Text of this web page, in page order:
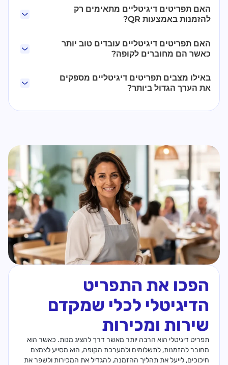
האם תפריטים דיגיטליים מתאימים רק
להזמנות באמצעות QR?
האם תפריטים דיגיטליים עובדים טוב יותר
כאשר הם מחוברים לקופה?
באילו מצבים תפריטים דיגיטליים מספקים
את הערך הגדול ביותר?
הפכו את התפריט
הדיגיטלי לכלי שמקדם
שירות ומכירות
תפריט דיגיטלי הוא הרבה יותר מאשר דרך להציג מנות. כאשר הוא
מחובר להזמנות, לתשלומים ולמערכת הקופה, הוא מסייע לצמצם
חיכוכים, לייעל את תהליך ההזמנה, להגדיל את המכירות ולשפר את